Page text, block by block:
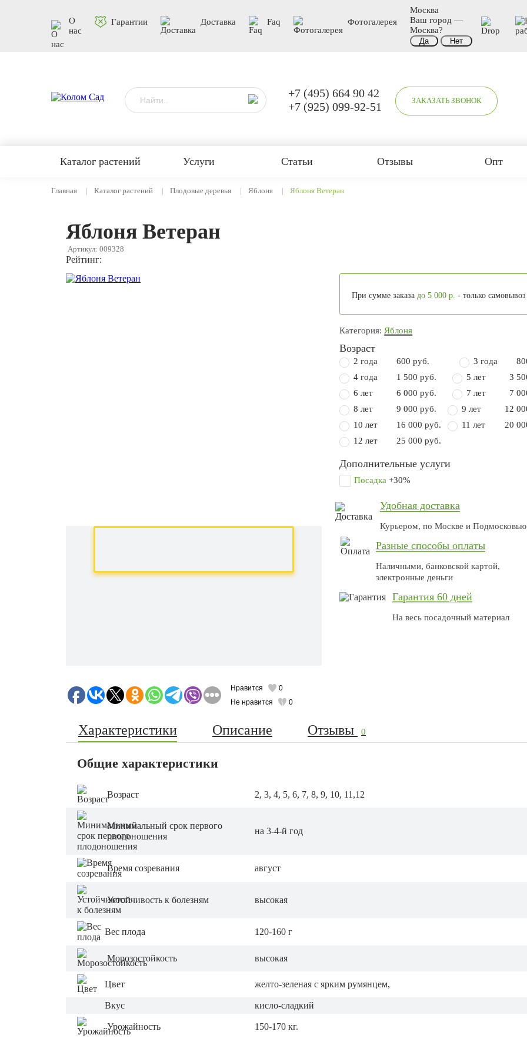
О
нас
Гарантии Доставка Faq Фотогалерея
Москва
Ваш город —
Москва?
+7 (495) 664 90 42
+7 (925) 099-92-51
ЗАКАЗАТЬ ЗВОНОК
Каталог растений Услуги Статьи Отзывы Опт
Главная Каталог растений Плодовые деревья Яблоня Яблоня Ветеран
Яблоня Ветеран
Артикул: 009328
Рейтинг:
Нравится
0
Не нравится
0
При сумме заказадо 5 000 р. - только самовывоз
Категория: Яблоня
Возраст
2 года 600 руб. 3 года
4 года
1 500 руб. 5 лет
3
6 лет
6 000 руб. 7 лет
7
8 лет
9 000 руб. 9 лет
12
10 лет
16 000 руб. 11 лет
20
12 лет
25 000 руб.
Дополнительные услуги
Посадка +30%
Удобная доставка
Курьером, по Москве и Подмосковью
Разные способы оплаты
Наличными, банковской картой,
электронные деньги
Гарантия 60 дней
На весь посадочный материал
Характеристики Описание Отзывы 0
Общие характеристики
Возраст 2, 3, 4, 5, 6, 7, 8, 9, 10, 11,12
Минимальный срок первого
плодоношения
на 3-4-й год
Время созревания август
Устойчивость к болезням высокая
Вес плода 120-160 г
Морозостойкость высокая
Цвет желто-зеленая с ярким румянцем,
Вкус кисло-сладкий
Урожайность 150-170 кг.